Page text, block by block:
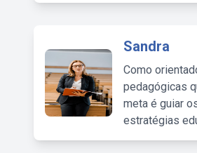
Sandra
Como
pedagógicas
meta é guiar
estratégias